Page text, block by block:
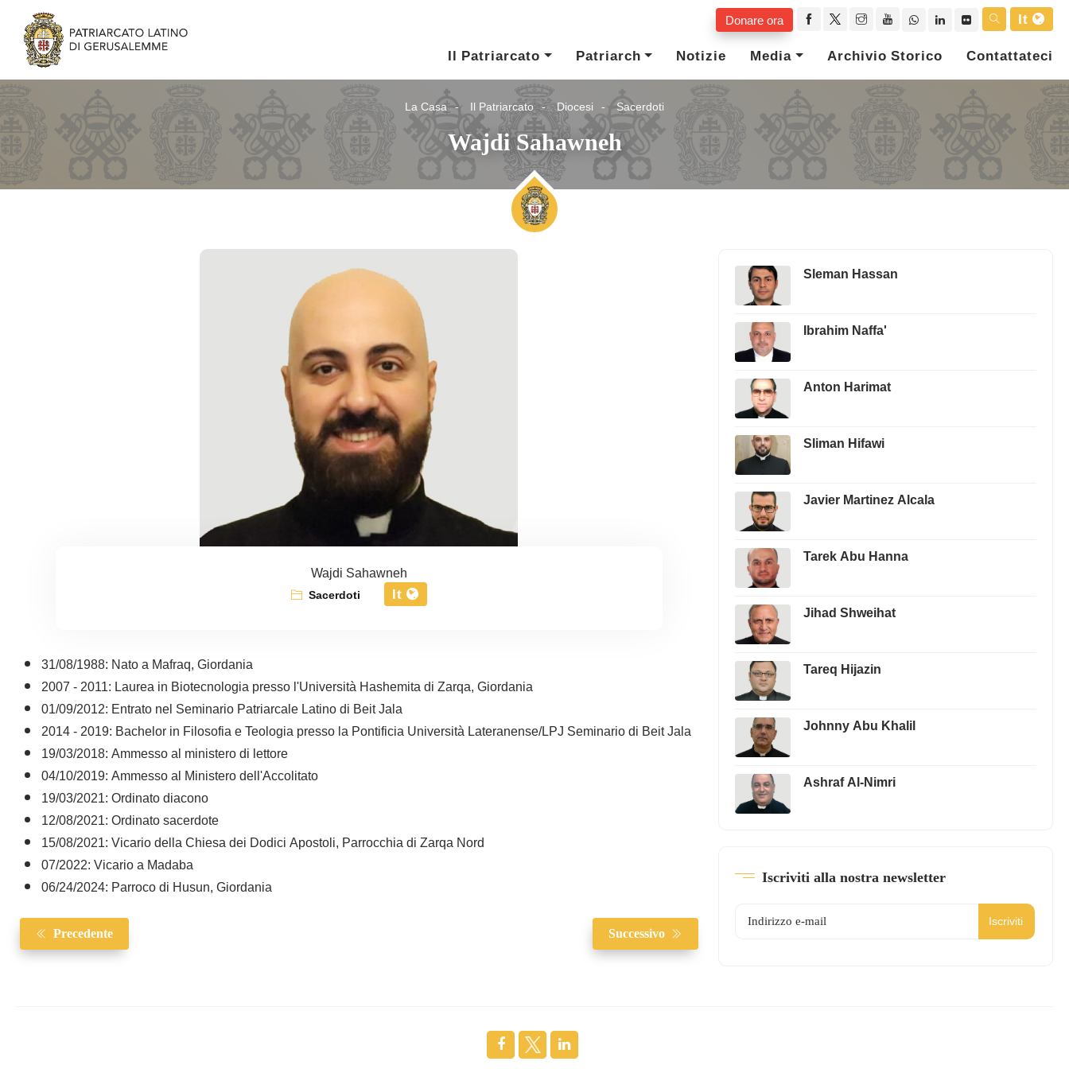
Donare ora
It
Il Patriarcato
Patriarch Notizie Media Archivio Storico Contattateci
La Casa Il Patriarcato Diocesi Sacerdoti
Wajdi Sahawneh
Wajdi Sahawneh
Sacerdoti It
31/08/1988: Nato a Mafraq, Giordania
2007 - 2011: Laurea in Biotecnologia presso l'Università Hashemita di Zarqa, Giordania
01/09/2012: Entrato nel Seminario Patriarcale Latino di Beit Jala
2014 - 2019: Bachelor in Filosofia e Teologia presso la Pontificia Università Lateranense/LPJ Seminario di Beit Jala
19/03/2018: Ammesso al ministero di lettore
04/10/2019: Ammesso al Ministero dell'Accolitato
19/03/2021: Ordinato diacono
12/08/2021: Ordinato sacerdote
15/08/2021: Vicario della Chiesa dei Dodici Apostoli, Parrocchia di Zarqa Nord
07/2022: Vicario a Madaba
06/24/2024: Parroco di Husun, Giordania
Precedente Successivo
Sleman Hassan
Ibrahim Naffa'
Anton Harimat
Sliman Hifawi
Javier Martinez Alcala
Tarek Abu Hanna
Jihad Shweihat
Tareq Hijazin
Johnny Abu Khalil
Ashraf Al-Nimri
Iscriviti alla nostra newsletter
Iscriviti